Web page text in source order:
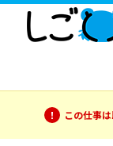
この仕事